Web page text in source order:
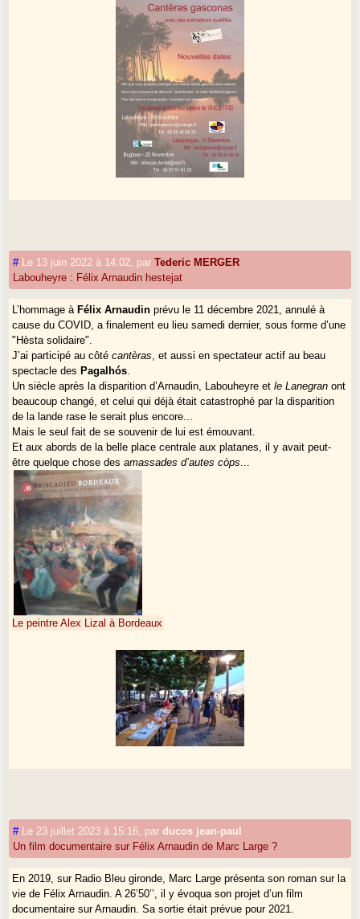
# Le 13 juin 2022 à 14:02 parTederic MERGER
Labouheyre : Félix Arnaudin hestejat
L’hommage àFélix Arnaudin prévu le 11 décembre 2021, annulé à
cause du COVID, a finalement eu lieu samedi dernier, sous forme d’une
"Hèsta solidaire".
J’ai participé au côtécantèras , et aussi en spectateur actif au beau
spectacle desPagalhós
Un siècle après la disparition d’Arnaudin, Labouheyre etle Lanegran ont
beaucoup changé, et celui qui déjà était catastrophé par la disparition
de la lande rase le serait plus encore...
Mais le seul fait de se souvenir de lui est émouvant.
Et aux abords de la belle place centrale aux platanes, il y avait peut-
être quelque chose desamassades d’autes còps
Le peintre Alex Lizal à Bordeaux
# Le 23 juillet 2023 à 15:16 parducos jean-paul
Un film documentaire sur Félix Arnaudin de Marc Large ?
En 2019, sur Radio Bleu gironde, Marc Large présenta son roman sur la
vie de Félix Arnaudin. A 26’50’’, il y évoqua son projet d’un film
documentaire sur Arnaudin. Sa sortie était prévue pour 2021.